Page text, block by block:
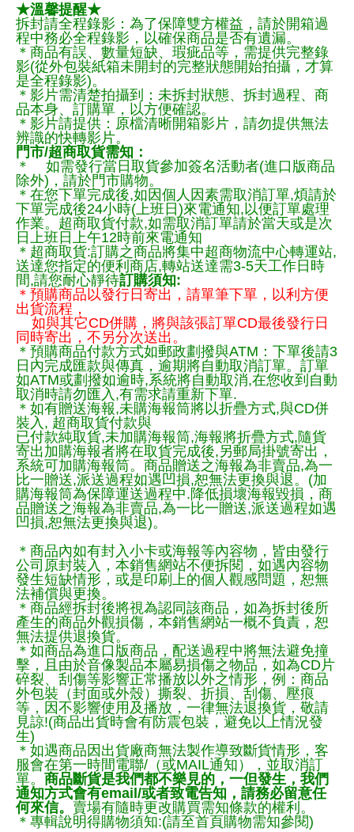
★溫馨提醒★
拆封請全程錄影：為了保障雙方權益，請於開箱過
程中務必全程錄影，以確保商品是否有遺漏。
＊商品有誤、數量短缺、瑕疵品等，需提供完整錄
影(從外包裝紙箱未開封的完整狀態開始拍攝，才算
是全程錄影)。
＊影片需清楚拍攝到：未拆封狀態、拆封過程、商
品本身、訂購單，以方便確認。
＊影片請提供：原檔清晰開箱影片，請勿提供無法
辨識的快轉影片。
門市/超商取貨需知：
＊ 如需發行當日取貨參加簽名活動者(進口版商品
除外)，請於門市購物。
＊在您下單完成後,如因個人因素需取消訂單,煩請於
下單完成後24小時(上班日)來電通知,以便訂單處理
作業。超商取貨付款,如需取消訂單請於當天或是次
日上班日上午12時前來電通知
＊超商取貨:訂購之商品將集中超商物流中心轉運站,
送達您指定的便利商店,轉站送達需3-5天工作日時
間,請您耐心靜待訂購須知:
＊預購商品以發行日寄出，請單筆下單，以利方便
出貨流程，
如與其它CD併購，將與該張訂單CD最後發行日
同時寄出，不另分次送出。
＊預購商品付款方式如郵政劃撥與ATM：下單後請3
日內完成匯款與傳真，逾期將自動取消訂單。訂單
如ATM或劃撥如逾時,系統將自動取消,在您收到自動
取消時請勿匯入,有需求請重新下單.
＊如有贈送海報,未購海報筒將以折疊方式,與CD併
裝入, 超商取貨付款與
已付款純取貨,未加購海報筒,海報將折疊方式,隨貨
寄出加購海報者將在取貨完成後,另郵局掛號寄出，
系統可加購海報筒。商品贈送之海報為非賣品,為一
比一贈送,派送過程如遇凹損,恕無法更換與退。(加
購海報筒為保障運送過程中.降低損壞海報毀損，商
品贈送之海報為非賣品,為一比一贈送,派送過程如遇
凹損,恕無法更換與退)。
＊商品內如有封入小卡或海報等內容物，皆由發行
公司原封裝入，本銷售網站不便拆閱，如遇內容物
發生短缺情形，或是印刷上的個人觀感問題，恕無
法補償與更換。
＊商品經拆封後將視為認同該商品，如為拆封後所
產生的商品外觀損傷，本銷售網站一概不負責，恕
無法提供退換貨。
＊如商品為進口版商品，配送過程中將無法避免撞
擊，且由於音像製品本屬易損傷之物品，如為CD片
碎裂、刮傷等影響正常播放以外之情形，例：商品
外包裝（封面或外殼）撕裂、折損、刮傷、壓痕
等，因不影響使用及播放，一律無法退換貨，敬請
見諒!(商品出貨時會有防震包裝，避免以上情況發
生)
＊如遇商品因出貨廠商無法製作導致斷貨情形，客
服會在第一時間電聯/（或MAIL通知），並取消訂
單。 商品斷貨是我們都不樂見的，一但發生，我們
通知方式會有email/或者致電告知，請務必留意任
何來信。 賣場有隨時更改購買需知條款的權利。
＊專輯說明得購物須知:(請至首頁購物需知參閱)